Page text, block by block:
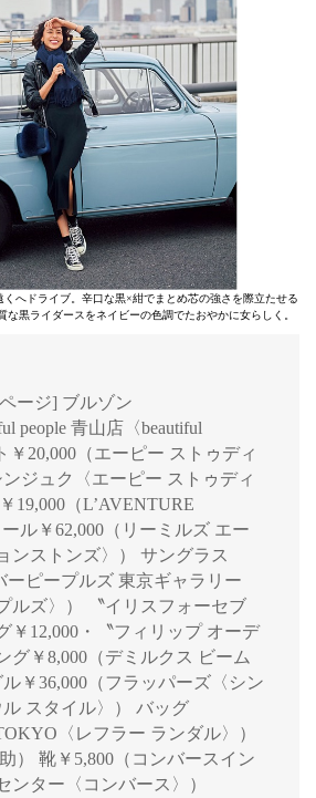
へドライブ。辛口な黒×紺でまとめ芯の強さを際立たせる
な黒ライダースをネイビーの色調でたおやかに女らしく。
ージ] ブルゾン
people 青山店〈beautiful
￥20,000（エーピー ストゥディ
ジュク〈エーピー ストゥディ
19,000（L’AVENTURE
ル￥62,000（リーミルズ エー
ンストンズ〉） サングラス
ーピープルズ 東京ギャラリー
ルズ〉） 〝イリスフォーセブ
￥12,000・〝フィリップ オーデ
グ￥8,000（デミルクス ビーム
￥36,000（フラッパーズ〈シン
スタイル〉） バッグ
〈レフラー ランダル〉）
） 靴￥5,800（コンバースイン
ンター〈コンバース〉）